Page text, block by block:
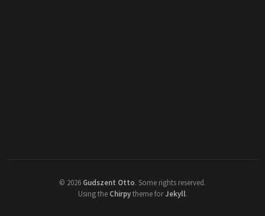
© 2026 Gudszent Otto. Some rights reserved.
Using the Chirpytheme forJekyll.